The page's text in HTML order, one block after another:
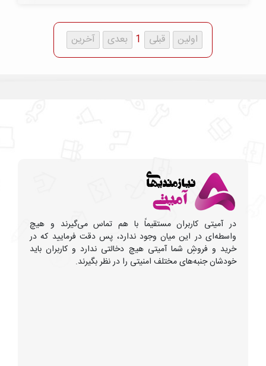
1
در آمیتی کاربران مستقیماً با هم تماس می‌گیرند و هیچ
واسطه‌ای در این میان وجود ندارد، پس دقت فرمایید که در
خرید و فروشِ شما آمیتی هیچ دخالتی ندارد و کاربران باید
خودشان جنبه‌های مختلف امنیتی را در نظر بگیرند.